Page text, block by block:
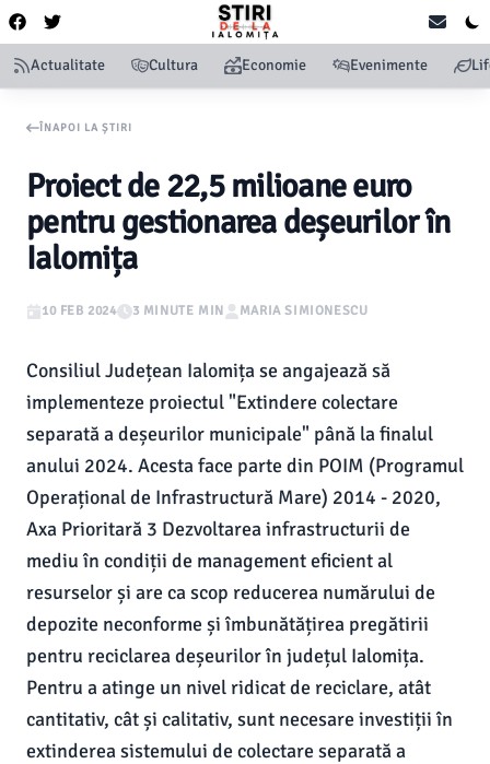
Actualitate Cultura Economie Evenimente
ÎNAPOI LA ȘTIRI
Proiect de 22,5 milioane euro
pentru gestionarea deșeurilor în
Ialomița
10 FEB 2024 3 MINUTE MIN MARIA SIMIONESCU
Consiliul Județean Ialomița se angajează să
implementeze proiectul "Extindere colectare
separată a deșeurilor municipale" până la finalul
anului 2024. Acesta face parte din POIM (Programul
Operațional de Infrastructură Mare) 2014 - 2020,
Axa Prioritară 3 Dezvoltarea infrastructurii de
mediu în condiții de management eficient al
resurselor și are ca scop reducerea numărului de
depozite neconforme și îmbunătățirea pregătirii
pentru reciclarea deșeurilor în județul Ialomița.
Pentru a atinge un nivel ridicat de reciclare, atât
cantitativ, cât și calitativ, sunt necesare investiții în
extinderea sistemului de colectare separată a